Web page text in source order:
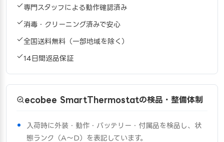
専門スタッフによる動作確認済み
消毒・クリーニング済みで安心
全国送料無料（一部地域を除く）
14日間返品保証
ecobee SmartThermostatの検品・整備体制
入荷時に外装・動作・バッテリー・付属品を検品し、状
態ランク（A〜D）を表記しています。